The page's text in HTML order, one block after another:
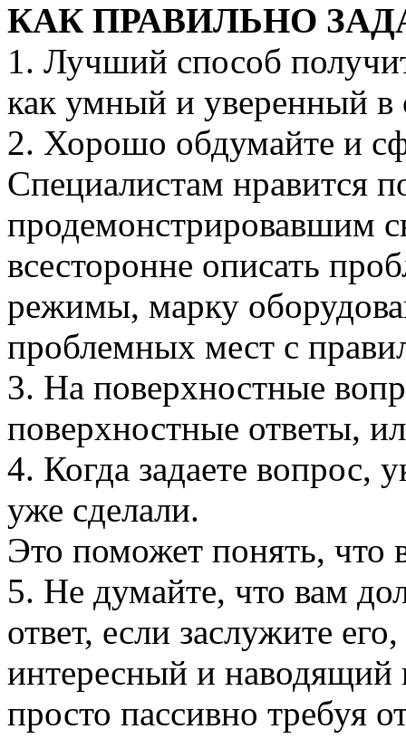
КАК ПРАВИЛЬНО
1. Лучший способ
как умный и уверенный в
2. Хорошо обдумайте и
Специалистам нравится
продемонстрировавшим
всесторонне описать
режимы, марку
проблемных мест с
3. На поверхностные
поверхностные ответы,
4. Когда задаете вопрос,
уже сделали.
Это поможет понять, что
5. Не думайте, что вам
ответ, если заслужите
интересный и наводящий
просто пассивно требуя